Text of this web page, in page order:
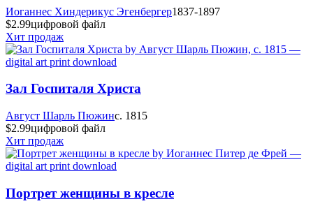
Иоганнес Хиндерикус Эгенбергер1837-1897
$2.99цифровой файл
Хит продаж
Зал Госпиталя Христа
Август Шарль Пюжинc. 1815
$2.99цифровой файл
Хит продаж
Портрет женщины в кресле